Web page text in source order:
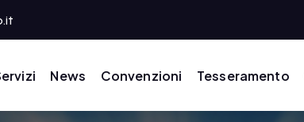
News Convenzioni Tesseramento